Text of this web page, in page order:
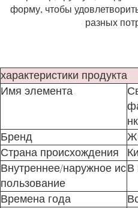
форму, чтобы
разных
характеристики продукта
Имя элемента
Бренд
Страна происхождения
Внутреннее/наружное ис
пользование
В
Времена года